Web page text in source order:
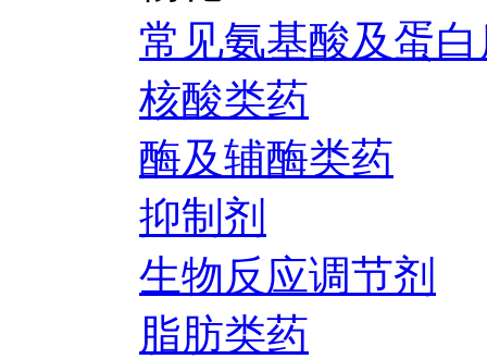
常见氨基酸及蛋
核酸类药
酶及辅酶类药
抑制剂
生物反应调节剂
脂肪类药